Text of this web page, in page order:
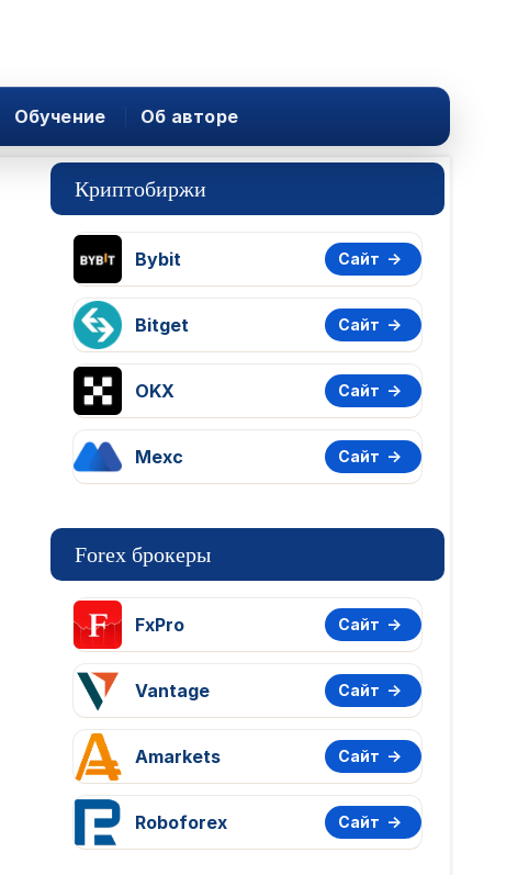
Обучение Об авторе
Криптобиржи
Bybit Сайт
Bitget Сайт
OKX Сайт
Mexc Сайт
Forex брокеры
FxPro Сайт
Vantage Сайт
Amarkets Сайт
Roboforex Сайт